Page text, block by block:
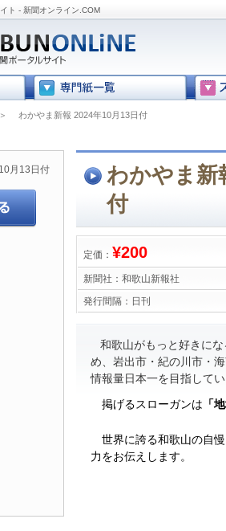
ト - 新聞オンライン.COM
わかやま新報 2024年10月13日付
わかやま新
付
定価： ¥200
新聞社： 和歌山新報社
発行間隔： 日刊
和歌山がもっと好きに
め、岩出市・紀の川市・
情報量日本一を目指して
掲げるスローガンは 「
世界に誇る和歌山の自
力をお伝えします。